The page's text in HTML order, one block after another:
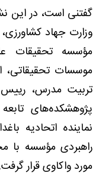
گفتنی است، در این
وزارت جهاد
مؤسسه تحقیقات
موسسات تحقیقاتی،
تربیت مدرس، رییس
پژوهشکده‌های
نماینده اتحادیه
راهبردی مؤسسه با
مورد واکاوی قرار گرفت.